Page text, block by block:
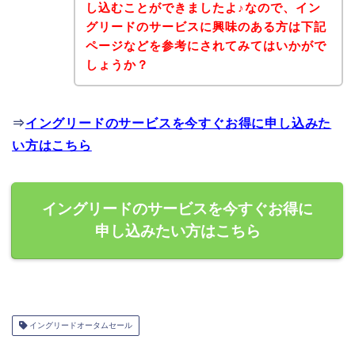
し込むことができましたよ♪なので、イン
グリードのサービスに興味のある方は下記
ページなどを参考にされてみてはいかがで
しょうか？
⇒イングリードのサービスを今すぐお得に申し込みた
い方はこちら
イングリードのサービスを今すぐお得に
申し込みたい方はこちら
イングリードオータムセール